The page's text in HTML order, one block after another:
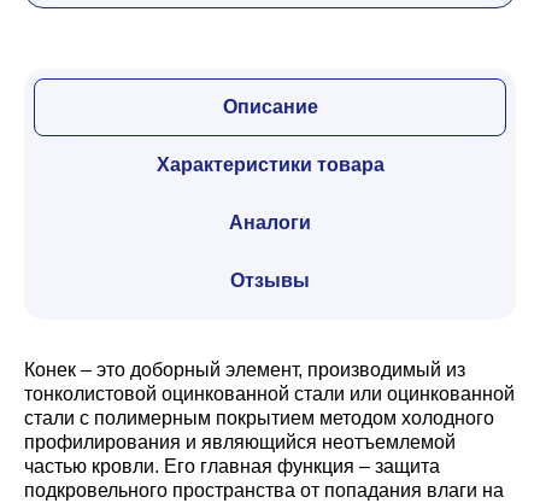
Описание
Характеристики товара
Аналоги
Отзывы
Конек – это доборный элемент, производимый из
тонколистовой оцинкованной стали или оцинкованной
стали с полимерным покрытием методом холодного
профилирования и являющийся неотъемлемой
частью кровли. Его главная функция – защита
подкровельного пространства от попадания влаги на